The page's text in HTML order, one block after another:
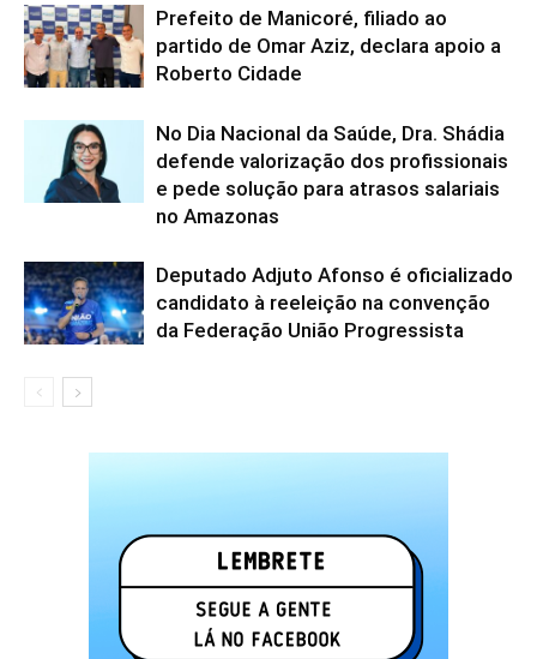
Prefeito de Manicoré, filiado ao
partido de Omar Aziz, declara apoio a
Roberto Cidade
No Dia Nacional da Saúde, Dra. Shádia
defende valorização dos profissionais
e pede solução para atrasos salariais
no Amazonas
Deputado Adjuto Afonso é oficializado
candidato à reeleição na convenção
da Federação União Progressista